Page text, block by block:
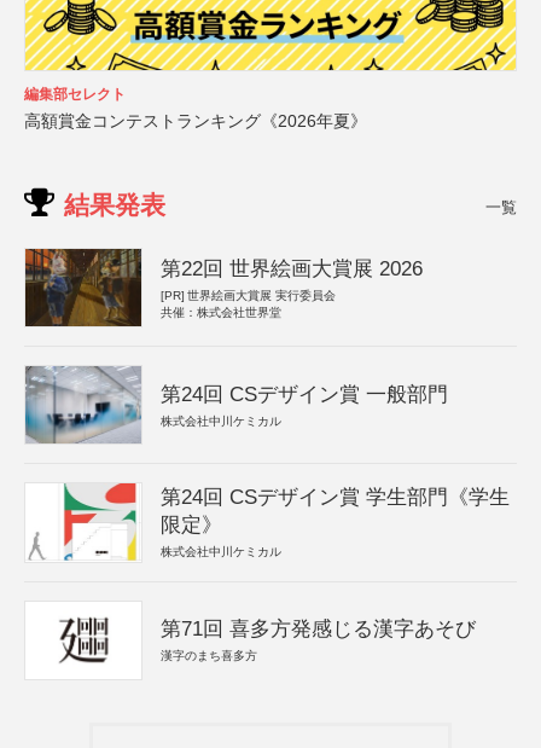
編集部セレクト
高額賞金コンテストランキング《2026年夏》
結果発表 一覧
第22回 世界絵画大賞展 2026
[PR] 世界絵画大賞展 実行委員会
共催：株式会社世界堂
第24回 CSデザイン賞 一般部門
株式会社中川ケミカル
第24回 CSデザイン賞 学生部門《学生
限定》
株式会社中川ケミカル
第71回 喜多方発感じる漢字あそび
漢字のまち喜多方